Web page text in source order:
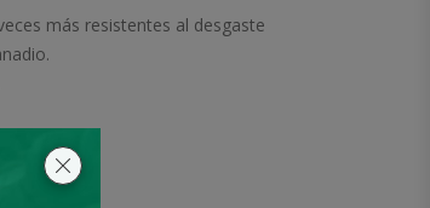
más resistentes al desgaste
unidad